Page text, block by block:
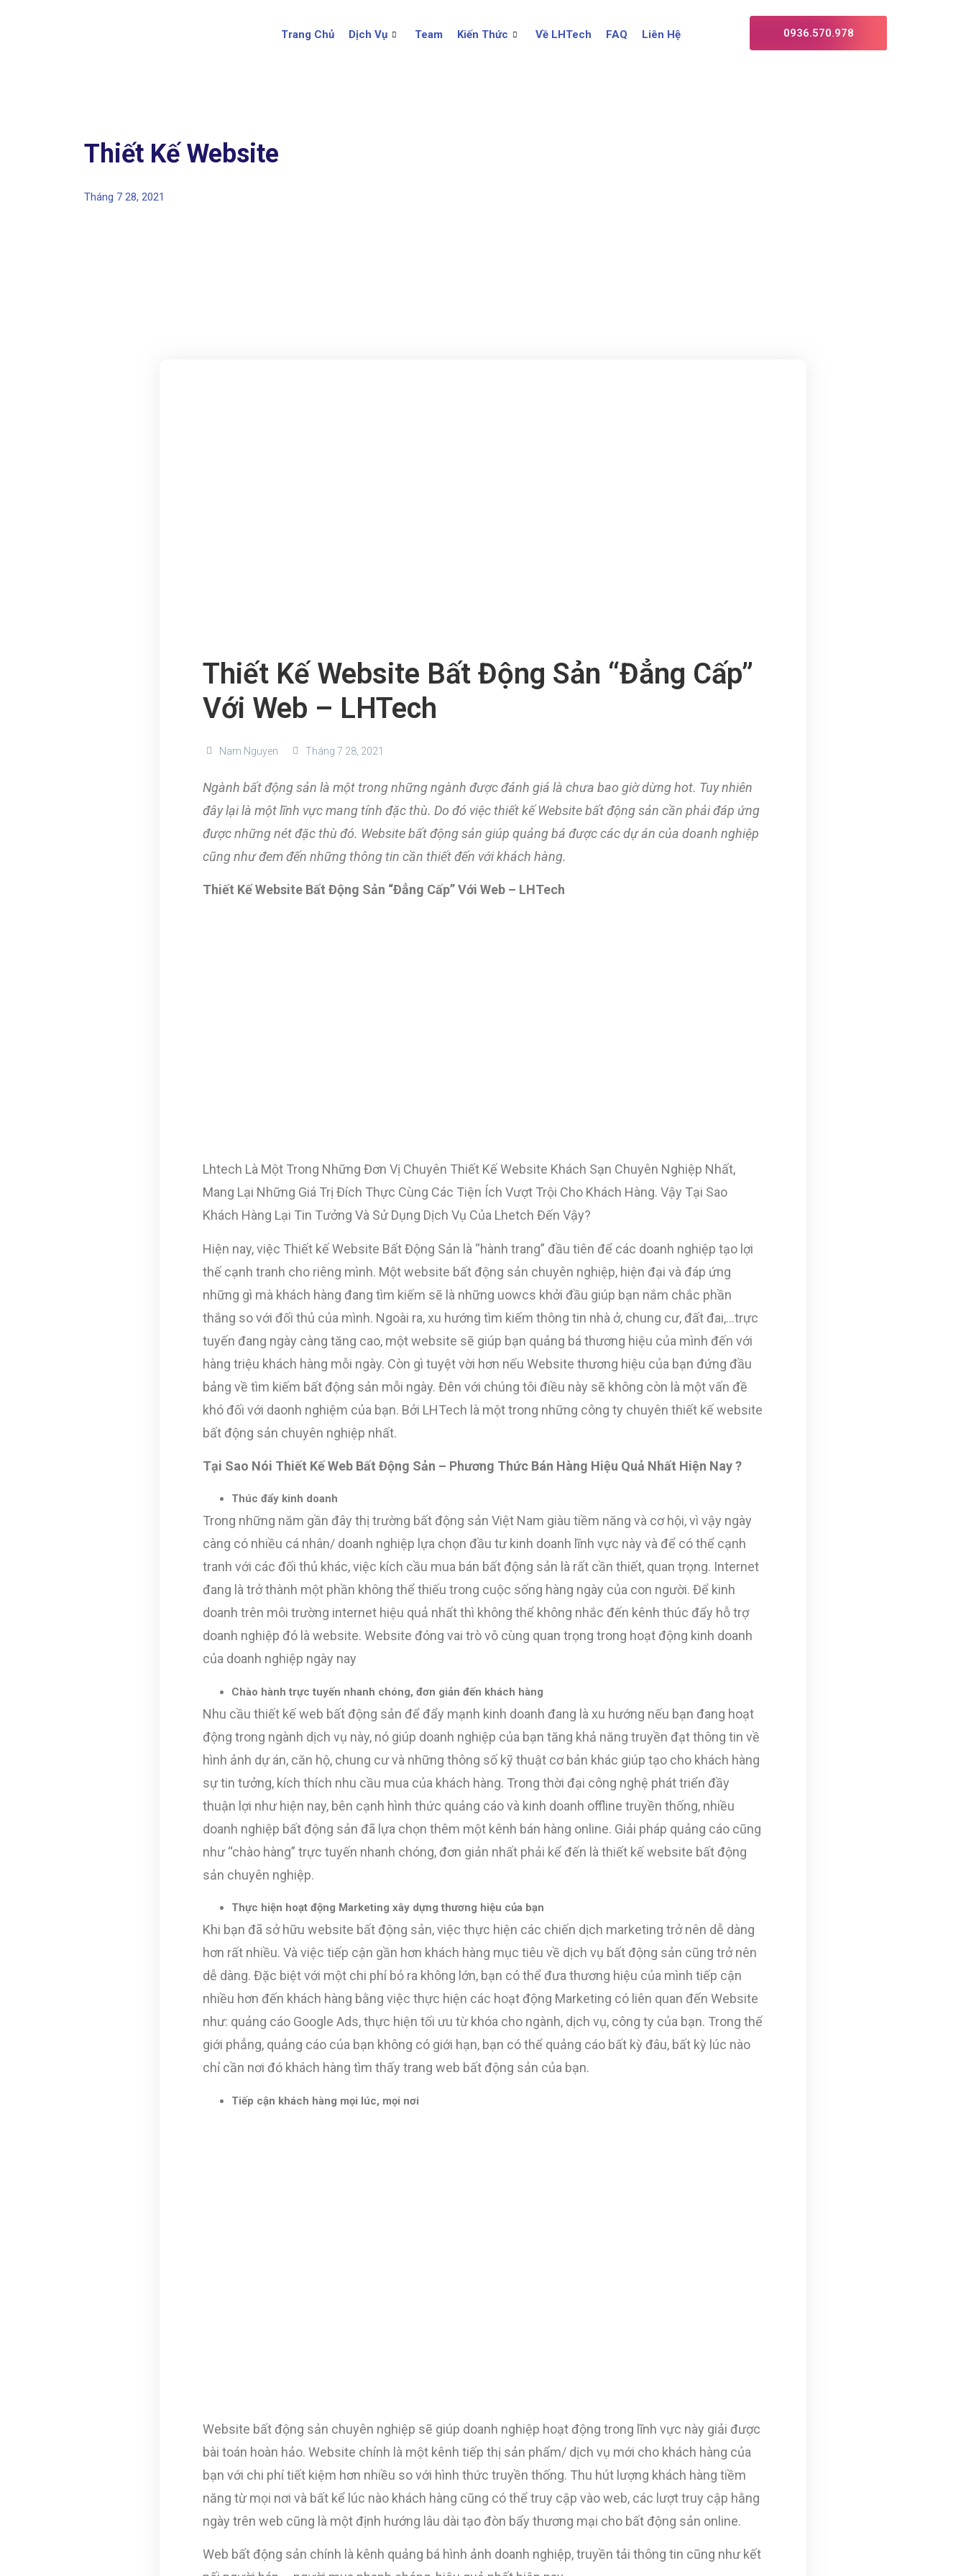
Trang Chủ Dịch Vụ Team Kiến Thức Về LHTech FAQ Liên Hệ 0936.570.978
Thiết Kế Website
Tháng 7 28, 2021
Thiết Kế Website Bất Động Sản “Đẳng Cấp”
Với Web – LHTech
Nam Nguyen Tháng 7 28, 2021
Ngành bất động sản là một trong những ngành được đánh giá là chưa bao giờ dừng hot. Tuy nhiên
đây lại là một lĩnh vực mang tính đặc thù. Do đó việc thiết kế Website bất động sản cần phải đáp ứng
được những nét đặc thù đó. Website bất động sản giúp quảng bá được các dự án của doanh nghiệp
cũng như đem đến những thông tin cần thiết đến với khách hàng.
Thiết Kế Website Bất Động Sản “Đẳng Cấp” Với Web – LHTech
Lhtech Là Một Trong Những Đơn Vị Chuyên Thiết Kế Website Khách Sạn Chuyên Nghiệp Nhất,
Mang Lại Những Giá Trị Đích Thực Cùng Các Tiện Ích Vượt Trội Cho Khách Hàng. Vậy Tại Sao
Khách Hàng Lại Tin Tưởng Và Sử Dụng Dịch Vụ Của Lhetch Đến Vậy?
Hiện nay, việc Thiết kế Website Bất Động Sản là “hành trang” đầu tiên để các doanh nghiệp tạo lợi
thế cạnh tranh cho riêng mình. Một website bất động sản chuyên nghiệp, hiện đại và đáp ứng
những gì mà khách hàng đang tìm kiếm sẽ là những uowcs khởi đầu giúp bạn nắm chắc phần
thắng so với đối thủ của mình. Ngoài ra, xu hướng tìm kiếm thông tin nhà ở, chung cư, đất đai,…trực
tuyến đang ngày càng tăng cao, một website sẽ giúp bạn quảng bá thương hiệu của mình đến với
hàng triệu khách hàng mỗi ngày. Còn gì tuyệt vời hơn nếu Website thương hiệu của bạn đứng đầu
bảng về tìm kiếm bất động sản mỗi ngày. Đên với chúng tôi điều này sẽ không còn là một vấn đề
khó đối với daonh nghiệm của bạn. Bởi LHTech là một trong những công ty chuyên thiết kế website
bất động sản chuyên nghiệp nhất.
Tại Sao Nói Thiết Kế Web Bất Động Sản – Phương Thức Bán Hàng Hiệu Quả Nhất Hiện Nay ?
Thúc đẩy kinh doanh
Trong những năm gần đây thị trường bất động sản Việt Nam giàu tiềm năng và cơ hội, vì vậy ngày
càng có nhiều cá nhân/ doanh nghiệp lựa chọn đầu tư kinh doanh lĩnh vực này và để có thể cạnh
tranh với các đối thủ khác, việc kích cầu mua bán bất động sản là rất cần thiết, quan trọng. Internet
đang là trở thành một phần không thể thiếu trong cuộc sống hàng ngày của con người. Để kinh
doanh trên môi trường internet hiệu quả nhất thì không thể không nhắc đến kênh thúc đẩy hỗ trợ
doanh nghiệp đó là website. Website đóng vai trò vô cùng quan trọng trong hoạt động kinh doanh
của doanh nghiệp ngày nay
Chào hành trực tuyến nhanh chóng, đơn giản đến khách hàng
Nhu cầu thiết kế web bất động sản để đẩy mạnh kinh doanh đang là xu hướng nếu bạn đang hoạt
động trong ngành dịch vụ này, nó giúp doanh nghiệp của bạn tăng khả năng truyền đạt thông tin về
hình ảnh dự án, căn hộ, chung cư và những thông số kỹ thuật cơ bản khác giúp tạo cho khách hàng
sự tin tưởng, kích thích nhu cầu mua của khách hàng. Trong thời đại công nghệ phát triển đầy
thuận lợi như hiện nay, bên cạnh hình thức quảng cáo và kinh doanh offline truyền thống, nhiều
doanh nghiệp bất động sản đã lựa chọn thêm một kênh bán hàng online. Giải pháp quảng cáo cũng
như “chào hàng” trực tuyến nhanh chóng, đơn giản nhất phải kể đến là thiết kế website bất động
sản chuyên nghiệp.
Thực hiện hoạt động Marketing xây dựng thương hiệu của bạn
Khi bạn đã sở hữu website bất động sản, việc thực hiện các chiến dịch marketing trở nên dễ dàng
hơn rất nhiều. Và việc tiếp cận gần hơn khách hàng mục tiêu về dịch vụ bất động sản cũng trở nên
dễ dàng. Đặc biệt với một chi phí bỏ ra không lớn, bạn có thể đưa thương hiệu của mình tiếp cận
nhiều hơn đến khách hàng bằng việc thực hiện các hoạt động Marketing có liên quan đến Website
như: quảng cáo Google Ads, thực hiện tối ưu từ khóa cho ngành, dịch vụ, công ty của bạn. Trong thế
giới phẳng, quảng cáo của bạn không có giới hạn, bạn có thể quảng cáo bất kỳ đâu, bất kỳ lúc nào
chỉ cần nơi đó khách hàng tìm thấy trang web bất động sản của bạn.
Tiếp cận khách hàng mọi lúc, mọi nơi
Website bất động sản chuyên nghiệp sẽ giúp doanh nghiệp hoạt động trong lĩnh vực này giải được
bài toán hoàn hảo. Website chính là một kênh tiếp thị sản phẩm/ dịch vụ mới cho khách hàng của
bạn với chi phí tiết kiệm hơn nhiều so với hình thức truyền thống. Thu hút lượng khách hàng tiềm
năng từ mọi nơi và bất kể lúc nào khách hàng cũng có thể truy cập vào web, các lượt truy cập hằng
ngày trên web cũng là một định hướng lâu dài tạo đòn bẩy thương mại cho bất động sản online.
Web bất động sản chính là kênh quảng bá hình ảnh doanh nghiệp, truyền tải thông tin cũng như kết